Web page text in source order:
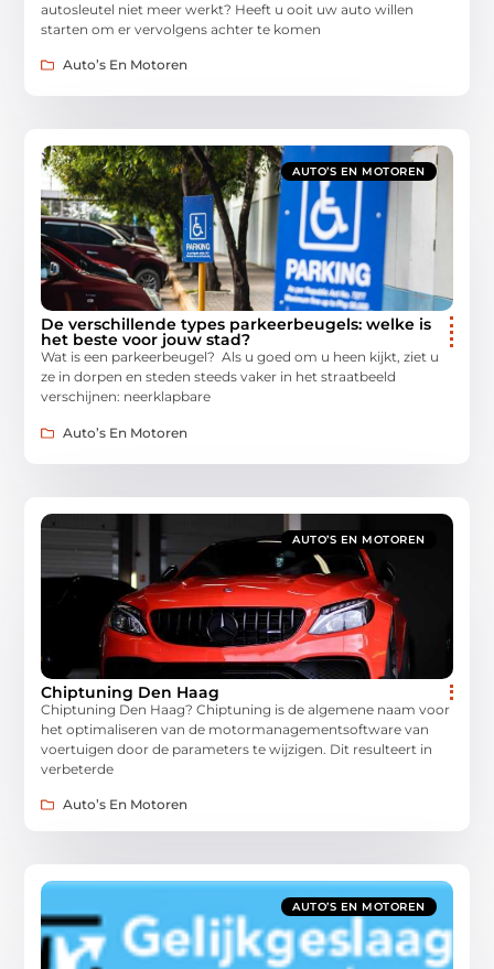
autosleutel niet meer werkt? Heeft u ooit uw auto willen
starten om er vervolgens achter te komen
Auto’s En Motoren
AUTO’S EN MOTOREN
De verschillende types parkeerbeugels: welke is
het beste voor jouw stad?
Wat is een parkeerbeugel? Als u goed om u heen kijkt, ziet u
ze in dorpen en steden steeds vaker in het straatbeeld
verschijnen: neerklapbare
Auto’s En Motoren
AUTO’S EN MOTOREN
Chiptuning Den Haag
Chiptuning Den Haag? Chiptuning is de algemene naam voor
het optimaliseren van de motormanagementsoftware van
voertuigen door de parameters te wijzigen. Dit resulteert in
verbeterde
Auto’s En Motoren
AUTO’S EN MOTOREN